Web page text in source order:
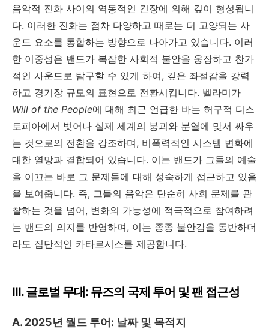
음악적 진화 사이의 역동적인 긴장에 의해 깊이 형성됩니
다. 이러한 진화는 점차 다양하고 때로는 더 고양되는 사
운드 요소를 통합하는 방향으로 나아가고 있습니다. 이러
한 이중성은 밴드가 복잡한 사회적 불안을 웅장하고 찬가
적인 사운드로 탐구할 수 있게 하여, 깊은 좌절감을 강력
하고 경기장 규모의 표현으로 전환시킵니다. 벨라미가
Will of the People에 대해 최근 언급한 바는 허구적 디스
토피아에서 벗어나 실제 세계의 붕괴와 분열에 맞서 싸우
는 것으로의 전환을 강조하며, 비폭력적인 시스템 변화에
대한 열망과 결합되어 있습니다. 이는 밴드가 그들의 예술
을 이끄는 바로 그 문제들에 대해 성숙하게 접근하고 있음
을 보여줍니다. 즉, 그들의 음악은 단순히 사회 문제를 관
찰하는 것을 넘어, 변화의 가능성에 적극적으로 참여하려
는 밴드의 의지를 반영하며, 이는 종종 불안감을 동반하더
라도 집단적인 카타르시스를 제공합니다.
III.글로벌 무대: 뮤즈의 국제 투어 및 팬 접근성
A. 2025년 월드 투어 : 날짜 및 목적지